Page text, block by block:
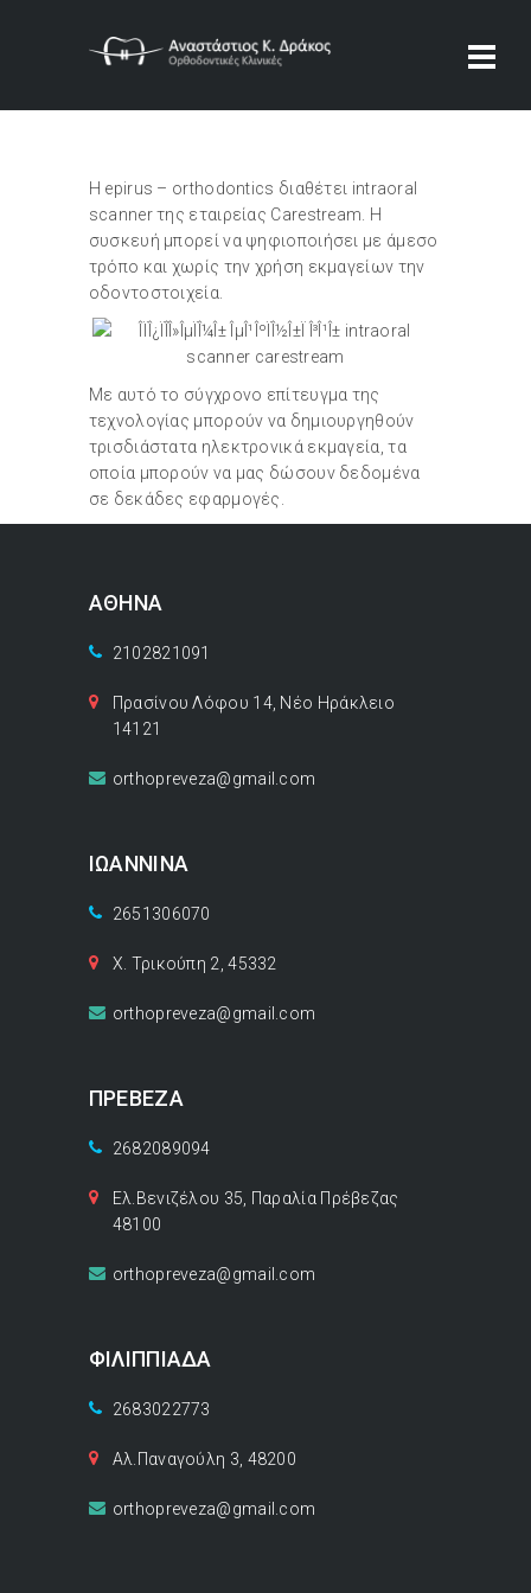
Η epirus – orthodontics διαθέτει intraoral
scanner της εταιρείας Carestream. Η
συσκευή μπορεί να ψηφιοποιήσει με άμεσο
τρόπο και χωρίς την χρήση εκμαγείων την
οδοντοστοιχεία.
Με αυτό το σύγχρονο επίτευγμα της
τεχνολογίας μπορούν να δημιουργηθούν
τρισδιάστατα ηλεκτρονικά εκμαγεία, τα
οποία μπορούν να μας δώσουν δεδομένα
σε δεκάδες εφαρμογές.
ΑΘΗΝΑ
2102821091
Πρασίνου Λόφου 14, Νέο Ηράκλειο
14121
orthopreveza@gmail.com
ΙΩΑΝΝΙΝΑ
2651306070
Χ. Τρικούπη 2, 45332
orthopreveza@gmail.com
ΠΡΕΒΕΖΑ
2682089094
Ελ.Βενιζέλου 35, Παραλία Πρέβεζας
48100
orthopreveza@gmail.com
ΦΙΛΙΠΠΙΑΔΑ
2683022773
Αλ.Παναγούλη 3, 48200
orthopreveza@gmail.com